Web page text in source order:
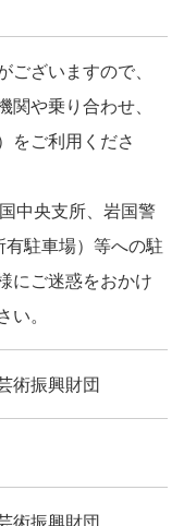
ございますので、
や乗り合わせ、
をご利用くださ
中央支所、岩国警
駐車場）等への駐
にご迷惑をおかけ
。
術振興財団
術振興財団